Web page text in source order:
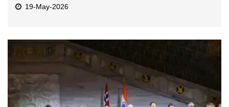
19-May-2026